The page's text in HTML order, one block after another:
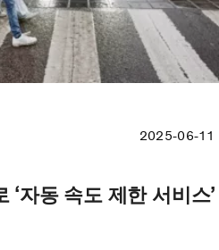
2025-06-11
‘자동 속도 제한 서비스’